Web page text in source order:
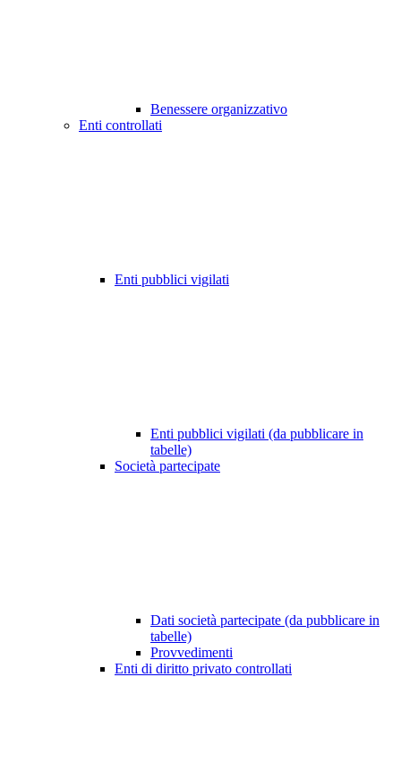
Benessere organizzativo
Enti controllati
Enti pubblici vigilati
Enti pubblici vigilati (da pubblicare in
tabelle)
Società partecipate
Dati società partecipate (da pubblicare in
tabelle)
Provvedimenti
Enti di diritto privato controllati